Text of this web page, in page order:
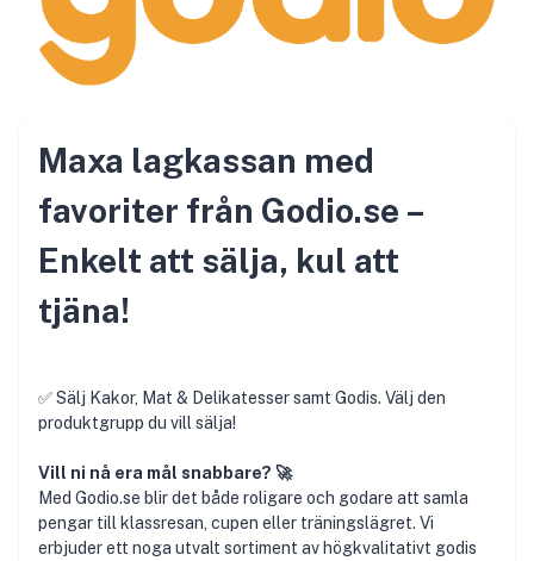
Maxa lagkassan med
favoriter från Godio.se –
Enkelt att sälja, kul att
tjäna!
✅ Sälj Kakor, Mat & Delikatesser samt Godis. Välj den
produktgrupp du vill sälja!
Vill ni nå era mål snabbare? 🚀
Med Godio.se blir det både roligare och godare att samla
pengar till klassresan, cupen eller träningslägret. Vi
erbjuder ett noga utvalt sortiment av högkvalitativt godis